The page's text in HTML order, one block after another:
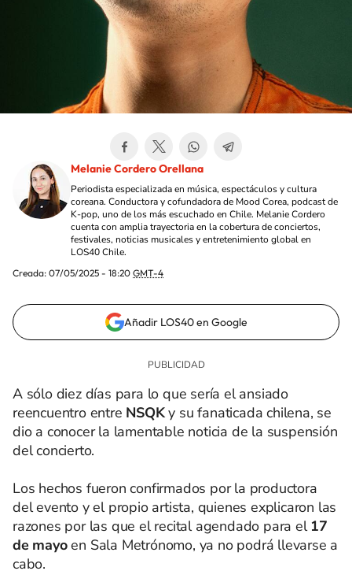
Melanie Cordero Orellana
Periodista especializada en música, espectáculos y cultura
coreana. Conductora y cofundadora de Mood Corea, podcast de
K-pop, uno de los más escuchado en Chile. Melanie Cordero
cuenta con amplia trayectoria en la cobertura de conciertos,
festivales, noticias musicales y entretenimiento global en
LOS40 Chile.
Creada: 07/05/2025 - 18:20 GMT-4
Añadir LOS40 en Google
A sólo diez días para lo que sería el ansiado
reencuentro entre NSQKy su fanaticada chilena, se
dio a conocer la lamentable noticia de la suspensión
del concierto.
Los hechos fueron confirmados por la productora
del evento y el propio artista, quienes explicaron las
razones por las que el recital agendado para el 17
de mayoen Sala Metrónomo, ya no podrá llevarse a
cabo.